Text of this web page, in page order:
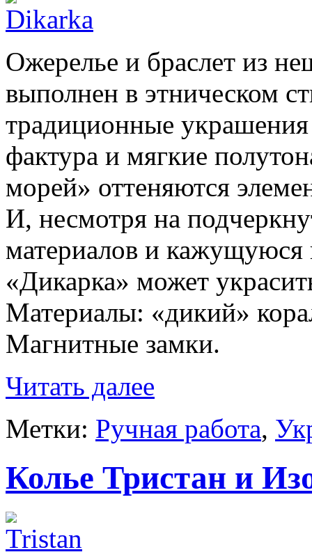
Ожерелье и браслет из
выполнен в этническом
традиционные
фактура и мягкие
морей» оттеняются
И, несмотря на
материалов и кажущуюся
«Дикарка» может
Материалы: «дикий»
Магнитные замки.
Читать далее
Метки: Ручная работа,
Колье Тристан и